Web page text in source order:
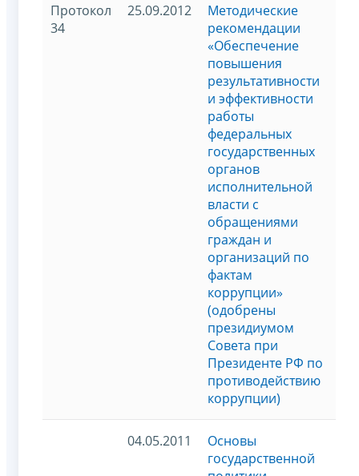
Протокол
34
25.09.2012
Методические
рекомендации
«Обеспечение
повышения
результативности
и эффективности
работы
федеральных
государственных
органов
исполнительной
власти с
обращениями
граждан и
организаций по
фактам
коррупции»
(одобрены
президиумом
Совета при
Президенте РФ по
противодействию
коррупции)
04.05.2011
Основы
государственной